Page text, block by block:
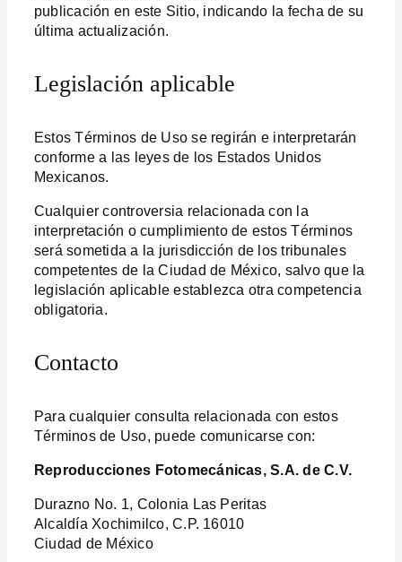
publicación en este Sitio, indicando la fecha de su
última actualización.
Legislación aplicable
Estos Términos de Uso se regirán e interpretarán
conforme a las leyes de los Estados Unidos
Mexicanos.
Cualquier controversia relacionada con la
interpretación o cumplimiento de estos Términos
será sometida a la jurisdicción de los tribunales
competentes de la Ciudad de México, salvo que la
legislación aplicable establezca otra competencia
obligatoria.
Contacto
Para cualquier consulta relacionada con estos
Términos de Uso, puede comunicarse con:
Reproducciones Fotomecánicas, S.A. de C.V.
Durazno No. 1, Colonia Las Peritas
Alcaldía Xochimilco, C.P. 16010
Ciudad de México